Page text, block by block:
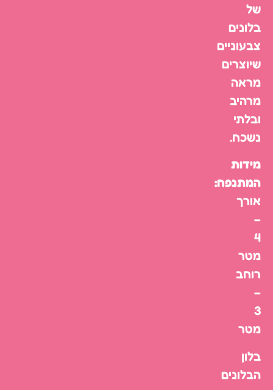
של
בלונים
צבעוניים
שיוצרים
מראה
מרהיב
ובלתי
נשכח.
מידות
המתנפח:
אורך
–
4
מטר
רוחב
–
3
מטר
בלון
הבלונים